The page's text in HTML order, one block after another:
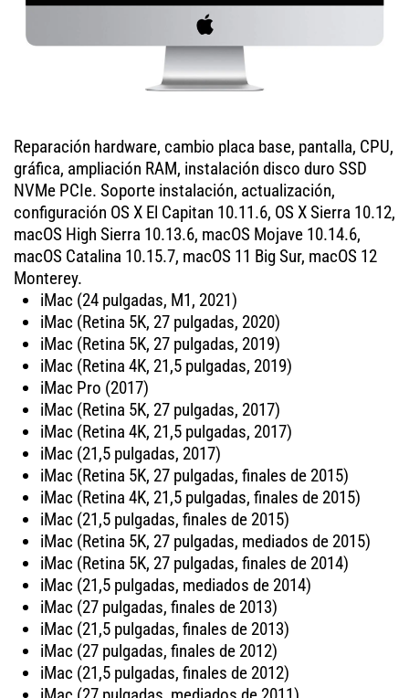
Reparación hardware, cambio placa base, pantalla, CPU,
gráfica, ampliación RAM, instalación disco duro SSD
NVMe PCIe. Soporte instalación, actualización,
configuración OS X El Capitan 10.11.6, OS X Sierra 10.12,
macOS High Sierra 10.13.6, macOS Mojave 10.14.6,
macOS Catalina 10.15.7, macOS 11 Big Sur, macOS 12
Monterey.
iMac (24 pulgadas, M1, 2021)
iMac (Retina 5K, 27 pulgadas, 2020)
iMac (Retina 5K, 27 pulgadas, 2019)
iMac (Retina 4K, 21,5 pulgadas, 2019)
iMac Pro (2017)
iMac (Retina 5K, 27 pulgadas, 2017)
iMac (Retina 4K, 21,5 pulgadas, 2017)
iMac (21,5 pulgadas, 2017)
iMac (Retina 5K, 27 pulgadas, finales de 2015)
iMac (Retina 4K, 21,5 pulgadas, finales de 2015)
iMac (21,5 pulgadas, finales de 2015)
iMac (Retina 5K, 27 pulgadas, mediados de 2015)
iMac (Retina 5K, 27 pulgadas, finales de 2014)
iMac (21,5 pulgadas, mediados de 2014)
iMac (27 pulgadas, finales de 2013)
iMac (21,5 pulgadas, finales de 2013)
iMac (27 pulgadas, finales de 2012)
iMac (21,5 pulgadas, finales de 2012)